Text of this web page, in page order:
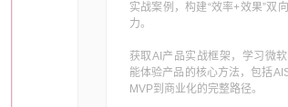
实战案例，构建“效率+效果”双
力。
获取AI产品实战框架，学习微
能体验产品的核心方法，包括
MVP到商业化的完整路径。